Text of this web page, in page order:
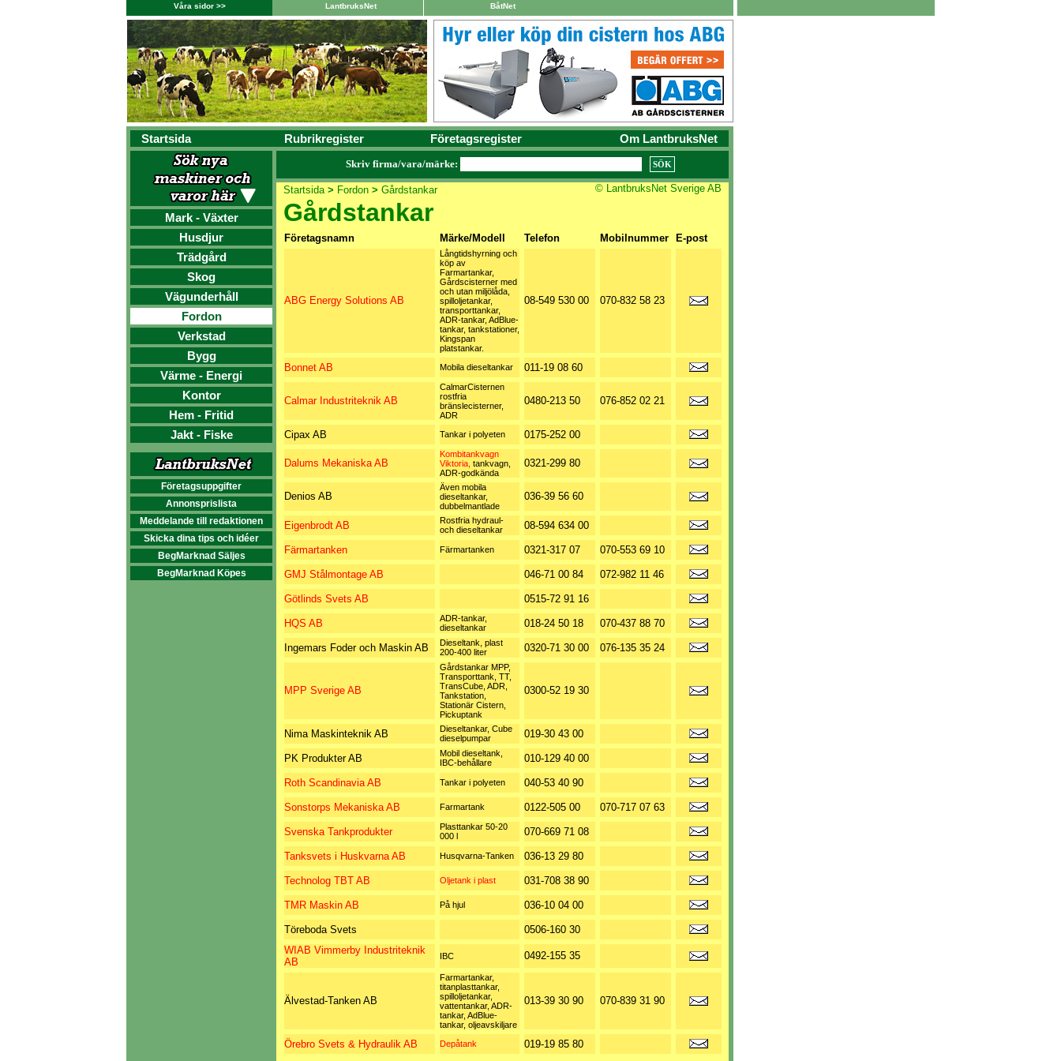
Våra sidor >> LantbruksNet BåtNet
Startsida Rubrikregister Företagsregister Om LantbruksNet
Mark - Växter
Husdjur
Trädgård
Skog
Vägunderhåll
Fordon
Verkstad
Bygg
Värme - Energi
Kontor
Hem - Fritid
Jakt - Fiske
Företagsuppgifter
Annonsprislista
Meddelande till redaktionen
Skicka dina tips och idéer
BegMarknad Säljes
BegMarknad Köpes
Skriv firma/vara/märke:
Startsida> Fordon > Gårdstankar © LantbruksNet Sverige AB
Gårdstankar
Företagsnamn Märke/Modell Telefon Mobilnummer E-post
ABG Energy Solutions AB
Långtidshyrning och
köp av
Farmartankar,
Gårdscisterner med
och utan miljölåda,
spilloljetankar,
transporttankar,
ADR-tankar, AdBlue-
tankar, tankstationer,
Kingspan
platstankar.
08-549 530 00 070-832 58 23
Bonnet AB Mobila dieseltankar 011-19 08 60
Calmar Industriteknik AB
CalmarCisternen
rostfria
bränslecisterner,
ADR
0480-213 50 076-852 02 21
Cipax AB Tankar i polyeten 0175-252 00
Dalums Mekaniska AB
Kombitankvagn
Viktoria, tankvagn,
ADR-godkända
0321-299 80
Denios AB
Även mobila
dieseltankar,
dubbelmantlade
036-39 56 60
Eigenbrodt AB
Rostfria hydraul-
och dieseltankar
08-594 634 00
Färmartanken Färmartanken 0321-317 07 070-553 69 10
GMJ Stålmontage AB 046-71 00 84 072-982 11 46
Götlinds Svets AB 0515-72 91 16
HQS AB
ADR-tankar,
dieseltankar
018-24 50 18 070-437 88 70
Ingemars Foder och Maskin AB
Dieseltank, plast
200-400 liter
0320-71 30 00 076-135 35 24
MPP Sverige AB
Gårdstankar MPP,
Transporttank, TT,
TransCube, ADR,
Tankstation,
Stationär Cistern,
Pickuptank
0300-52 19 30
Nima Maskinteknik AB
Dieseltankar, Cube
dieselpumpar
019-30 43 00
PK Produkter AB
Mobil dieseltank,
IBC-behållare
010-129 40 00
Roth Scandinavia AB Tankar i polyeten 040-53 40 90
Sonstorps Mekaniska AB Farmartank 0122-505 00 070-717 07 63
Svenska Tankprodukter
Plasttankar 50-20
000 l
070-669 71 08
Tanksvets i Huskvarna AB Husqvarna-Tanken 036-13 29 80
Technolog TBT AB Oljetank i plast 031-708 38 90
TMR Maskin AB På hjul 036-10 04 00
Töreboda Svets
0506-160 30
WIAB Vimmerby Industriteknik
AB
IBC 0492-155 35
Älvestad-Tanken AB
Farmartankar,
titanplasttankar,
spilloljetankar,
vattentankar, ADR-
tankar, AdBlue-
tankar, oljeavskiljare
013-39 30 90 070-839 31 90
Örebro Svets & Hydraulik AB Depåtank 019-19 85 80